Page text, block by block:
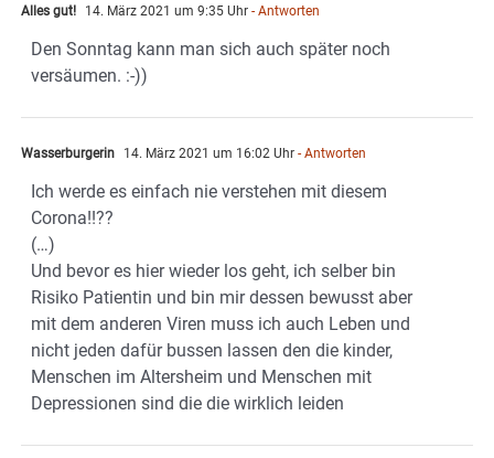
Alles gut! 14. März 2021 um 9:35 Uhr - Antworten
Den Sonntag kann man sich auch später noch
versäumen. :-))
Wasserburgerin 14. März 2021 um 16:02 Uhr - Antworten
Ich werde es einfach nie verstehen mit diesem
Corona!!??
(…)
Und bevor es hier wieder los geht, ich selber bin
Risiko Patientin und bin mir dessen bewusst aber
mit dem anderen Viren muss ich auch Leben und
nicht jeden dafür bussen lassen den die kinder,
Menschen im Altersheim und Menschen mit
Depressionen sind die die wirklich leiden